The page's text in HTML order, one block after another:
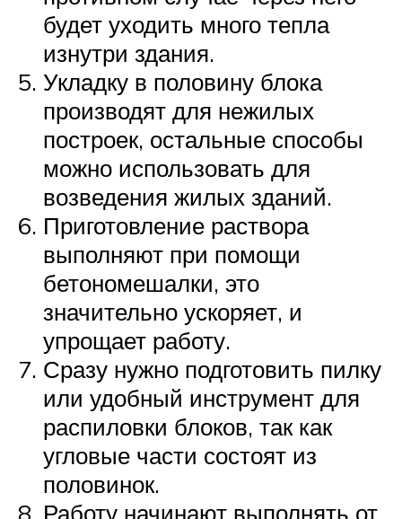
будет уходить много тепла
изнутри здания.
Укладку в половину блока
производят для нежилых
построек, остальные способы
можно использовать для
возведения жилых зданий.
Приготовление раствора
выполняют при помощи
бетономешалки, это
значительно ускоряет, и
упрощает работу.
Сразу нужно подготовить пилку
или удобный инструмент для
распиловки блоков, так как
угловые части состоят из
половинок.
Работу начинают выполнять от